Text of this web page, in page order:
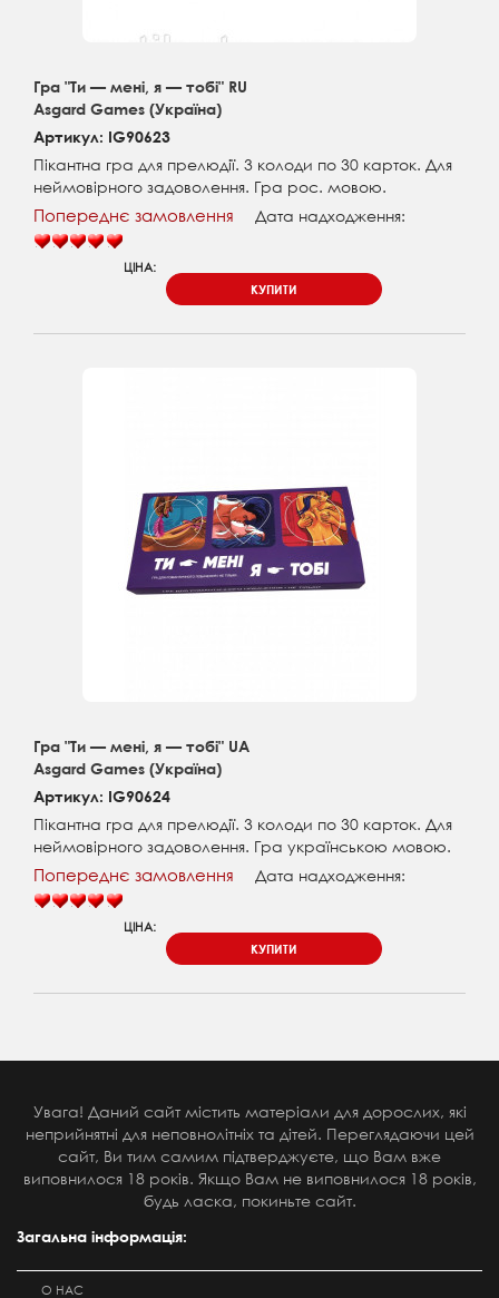
Гра "Ти — мені, я — тобі" RU
Asgard Games (Україна)
Артикул: IG90623
Пікантна гра для прелюдії. 3 колоди по 30 карток. Для
неймовірного задоволення. Гра рос. мовою.
Попереднє замовлення Дата надходження:
ЦІНА:
КУПИТИ
Гра "Ти — мені, я — тобі" UA
Asgard Games (Україна)
Артикул: IG90624
Пікантна гра для прелюдії. 3 колоди по 30 карток. Для
неймовірного задоволення. Гра українською мовою.
Попереднє замовлення Дата надходження:
ЦІНА:
КУПИТИ
Увага! Даний сайт містить матеріали для дорослих, які
неприйнятні для неповнолітніх та дітей. Переглядаючи цей
сайт, Ви тим самим підтверджуєте, що Вам вже
виповнилося 18 років. Якщо Вам не виповнилося 18 років,
будь ласка, покиньте сайт.
Загальна інформація:
О НАС